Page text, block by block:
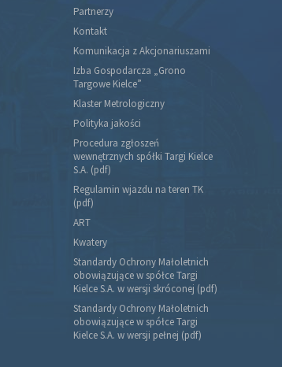
Partnerzy
Kontakt
Komunikacja z Akcjonariuszami
Izba Gospodarcza „Grono
Targowe Kielce”
Klaster Metrologiczny
Polityka jakości
Procedura zgłoszeń
wewnętrznych spółki Targi Kielce
S.A. (pdf)
Regulamin wjazdu na teren TK
(pdf)
ART
Kwatery
Standardy Ochrony Małoletnich
obowiązujące w spółce Targi
Kielce S.A. w wersji skróconej (pdf)
Standardy Ochrony Małoletnich
obowiązujące w spółce Targi
Kielce S.A. w wersji pełnej (pdf)